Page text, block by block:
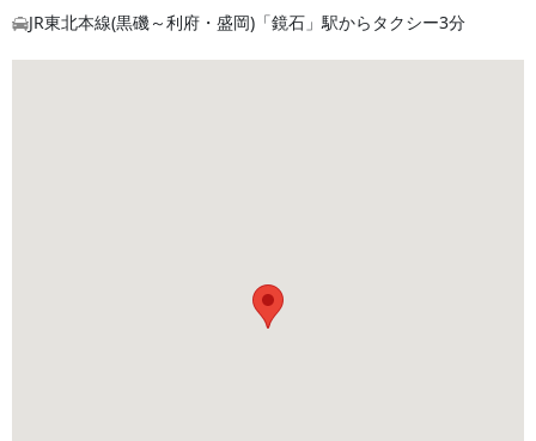
JR東北本線(黒磯～利府・盛岡)「鏡石」駅からタクシー3分